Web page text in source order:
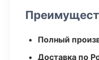
Полный
Доставка по